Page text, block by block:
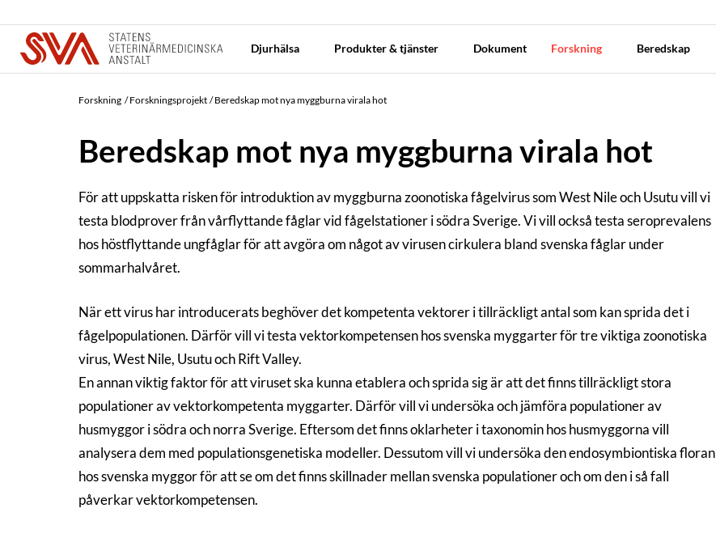
Djurhälsa Produkter & tjänster Dokument Forskning Beredskap
Forskning Forskningsprojekt Beredskap mot nya myggburna virala hot
Beredskap mot nya myggburna virala hot
För att uppskatta risken för introduktion av myggburna zoonotiska fågelvirus som West Nile och Usutu vill vi
testa blodprover från vårflyttande fåglar vid fågelstationer i södra Sverige. Vi vill också testa seroprevalens
hos höstflyttande ungfåglar för att avgöra om något av virusen cirkulera bland svenska fåglar under
sommarhalvåret.
När ett virus har introducerats beghöver det kompetenta vektorer i tillräckligt antal som kan sprida det i
fågelpopulationen. Därför vill vi testa vektorkompetensen hos svenska myggarter för tre viktiga zoonotiska
virus, West Nile, Usutu och Rift Valley.
En annan viktig faktor för att viruset ska kunna etablera och sprida sig är att det finns tillräckligt stora
populationer av vektorkompetenta myggarter. Därför vill vi undersöka och jämföra populationer av
husmyggor i södra och norra Sverige. Eftersom det finns oklarheter i taxonomin hos husmyggorna vill
analysera dem med populationsgenetiska modeller. Dessutom vill vi undersöka den endosymbiontiska floran
hos svenska myggor för att se om det finns skillnader mellan svenska populationer och om den i så fall
påverkar vektorkompetensen.